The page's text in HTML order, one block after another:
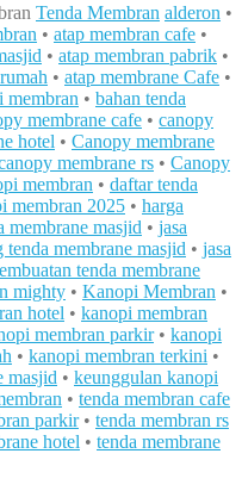
Tenda Membran alderon •
• atap membran cafe •
• atap membran pabrik •
• atap membrane Cafe •
membran • bahan tenda
membrane cafe • canopy
hotel • Canopy membrane
membrane rs • Canopy
membran • daftar tenda
membran 2025 • harga
membrane masjid • jasa
tenda membrane masjid • jasa
tenda membrane
mighty • Kanopi Membran •
hotel • kanopi membran
membran parkir• kanopi
• kanopi membran terkini •
masjid • keunggulan kanopi
• tenda membran cafe
parkir• tenda membran rs
hotel • tenda membrane